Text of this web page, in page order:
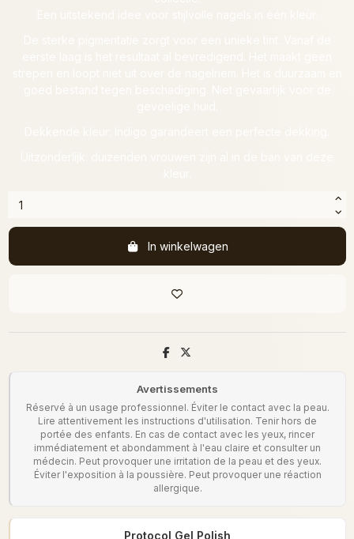
In winkelwagen
Avertissements
Réservé à un usage professionnel. Éviter le contact avec la peau.
Lire attentivement les instructions d'utilisation. Tenir hors de
portée des enfants. En cas de contact avec les yeux, rincer
immédiatement et abondamment à l'eau claire et consulter un
médecin. Peut provoquer une irritation de la peau et des yeux.
Éviter l'exposition à la poussière. Peut provoquer une réaction
allergique.
Protocol Gel Polish